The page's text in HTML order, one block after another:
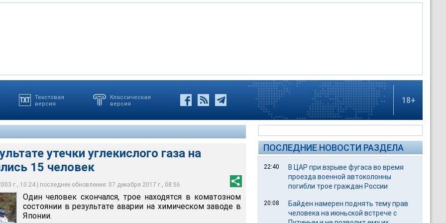
Текстовая
версия
Классическая
версия
18+
утечки углекислого газа на
15 человек
г., 10:24 | последнее обновление: 07 декабря 2017 г., 08:56
трое находятся в коматозном состоянии в результате
заводе в Японии
в одном из его цехов произошла утечка угарного газа.
что там раздался взрыв, после чего находившиеся в цехе
Kyodo, общее число пострадавших во время этой аварии
Все они были госпитализированы
Один человек скончался, трое находятся в коматозном
состоянии в результате аварии на химическом заводе в
Японии.
ПОСЛЕДНИЕ НОВОСТИ РАЗДЕЛА
22:40
В ЦАР при взрыве фугаса во время
проезда военной автоколонны
погибли трое граждан России
20:08
Байден намерен поднять тему прав
человека на июньской встрече с